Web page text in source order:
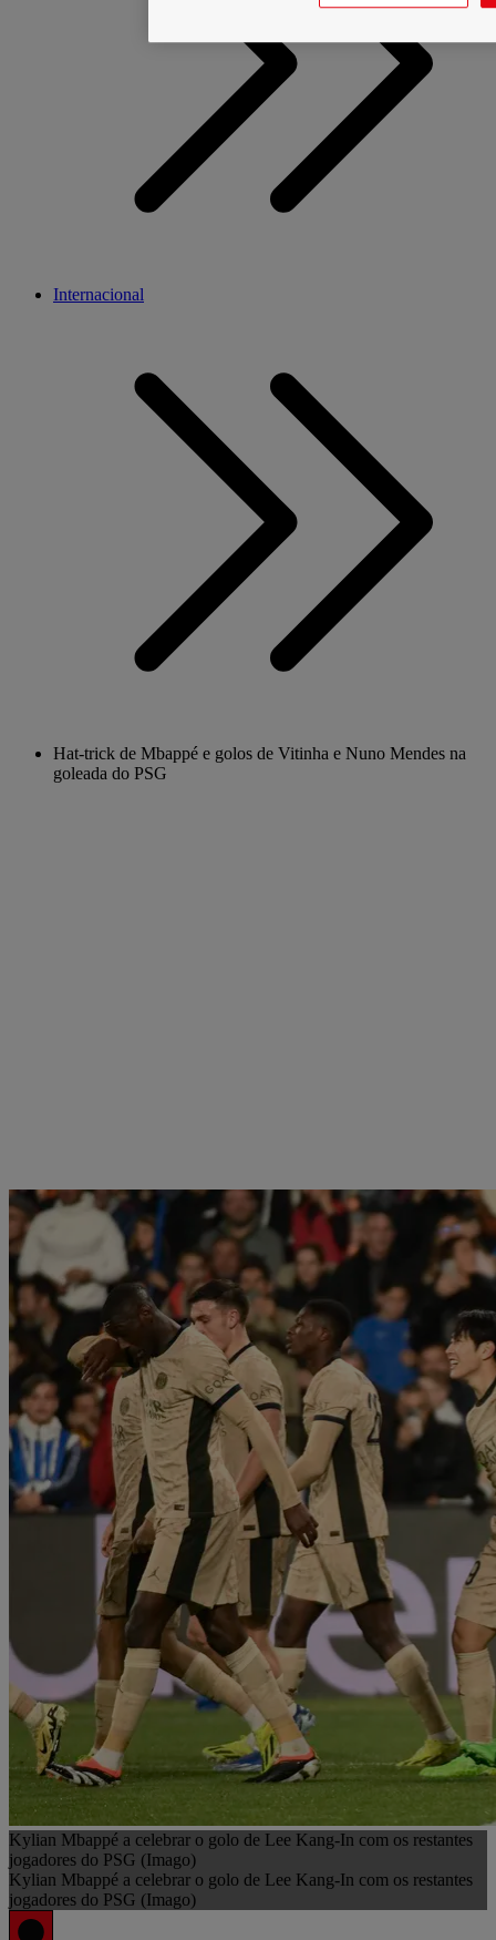
Internacional
Hat-trick de Mbappé e golos de Vitinha e Nuno Mendes na
goleada do PSG
Kylian Mbappé a celebrar o golo de Lee Kang-In com os restantes
jogadores do PSG (Imago)
Kylian Mbappé a celebrar o golo de Lee Kang-In com os restantes
jogadores do PSG (Imago)